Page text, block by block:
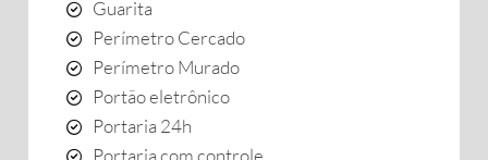
Guarita
Perímetro Cercado
Perímetro Murado
Portão eletrônico
Portaria 24h
Portaria com controle